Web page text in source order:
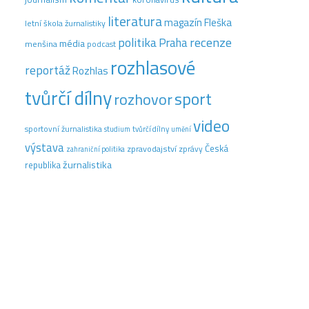
letní škola žurnalistiky literaturamagazín Fleška
menšinamédia podcast politikaPraharecenze
reportážRozhlas rozhlasové
tvůrčí dílnyrozhovorsport
sportovní žurnalistikastudium tvůrčí dílny uměnívideo
výstava zahraniční politika zpravodajství zprávyČeská
republikažurnalistika